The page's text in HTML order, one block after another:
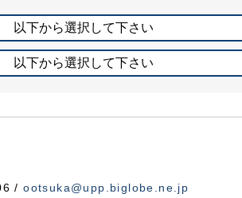
以下から選択して下さい
以下から選択して下さい
/ootsuka@upp.biglobe.ne.jp